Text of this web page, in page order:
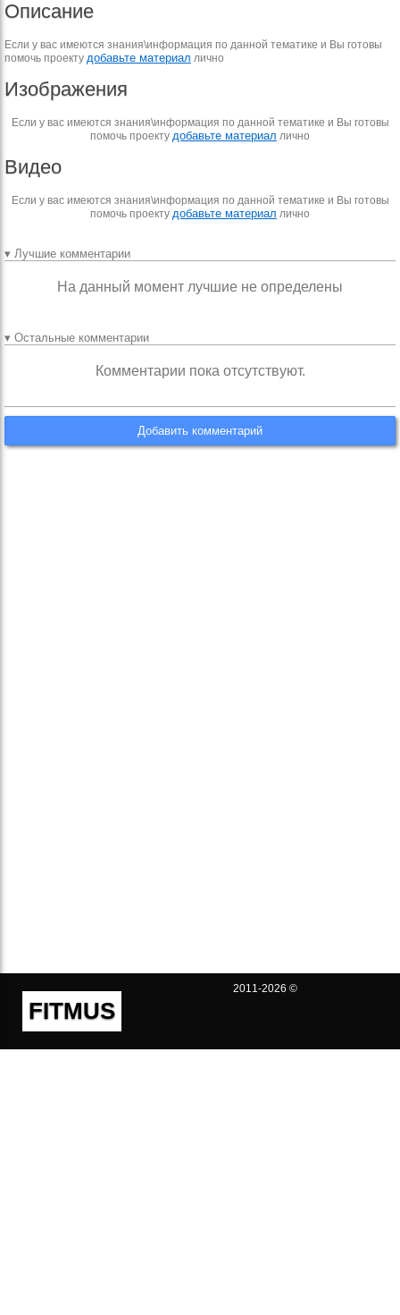
Описание
Если у вас имеются знания\информация по данной тематике и Вы готовы
помочь проекту добавьте материал лично
Изображения
Если у вас имеются знания\информация по данной тематике и Вы готовы
помочь проекту добавьте материал лично
Видео
Если у вас имеются знания\информация по данной тематике и Вы готовы
помочь проекту добавьте материал лично
▾ Лучшие комментарии
На данный момент лучшие не определены
▾ Остальные комментарии
Комментарии пока отсутствуют.
Добавить комментарий
FITMUS
2011-2026 ©